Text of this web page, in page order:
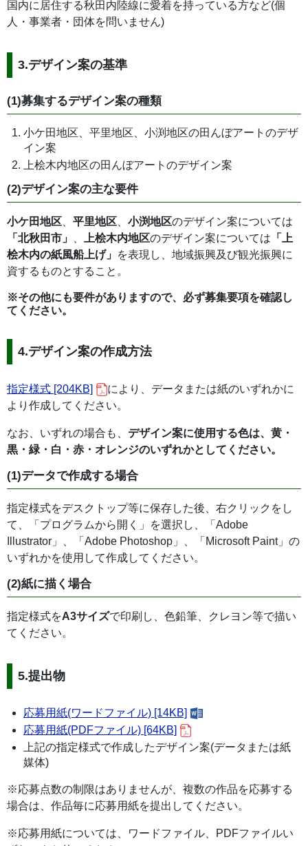
国内に居住する秋田内陸線に愛着を持っている方など(個
人・事業者・団体を問いません)
3.デザイン案の基準
(1)募集するデザイン案の種類
小ケ田地区、平里地区、小渕地区の田んぼアートのデザ
イン案
上桧木内地区の田んぼアートのデザイン案
(2)デザイン案の主な要件
小ケ田地区 平里地区 小渕地区のデザイン案については
「北秋田市」
上桧木内地区のデザイン案については 「上
桧木内の紙風船上げ」 を表現し、地域振興及び観光振興に
資するものとすること。
※その他にも要件がありますので、必ず募集要項を確認し
てください。
4.デザイン案の作成方法
指定様式 [204KB]
により、データまたは紙のいずれかに
より作成してください。
なお、いずれの場合も、 デザイン案に使用する色は、黄・
黒・緑・白・赤・オレンジのいずれかとしてください。
(1)データで作成する場合
指定様式をデスクトップ等に保存した後、右クリックをし
て、「プログラムから開く」を選択し、「Adobe
Illustrator」、「Adobe Photoshop」、「Microsoft Paint」の
いずれかを使用して作成してください。
(2)紙に描く場合
指定様式をA3サイズで印刷し、色鉛筆、クレヨン等で描い
てください。
5.提出物
応募用紙(ワードファイル) [14KB]
応募用紙(PDFファイル) [64KB]
上記の指定様式で作成したデザイン案(データまたは紙
媒体)
※応募点数の制限はありませんが、複数の作品を応募する
場合は、作品毎に応募用紙を提出してください。
※応募用紙については、ワードファイル、PDFファイルい